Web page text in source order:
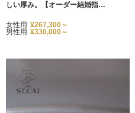
しい厚み。【オーダー結婚指
女性用 ¥267,300～
男性用 ¥330,000～